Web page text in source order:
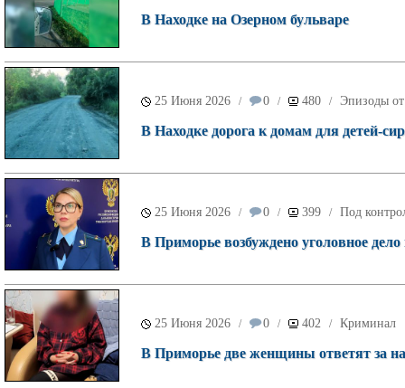
В Находке на Озерном бульваре
25 Июня 2026 / 0 / 480 / Эпизоды
В Находке дорога к домам для детей-
25 Июня 2026 / 0 / 399 / Под
В Приморье возбуждено уголовное
25 Июня 2026 / 0 / 402 / Криминал
В Приморье две женщины ответят за